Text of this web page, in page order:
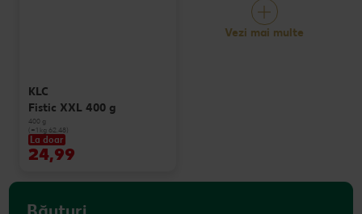
KLC
Fistic XXL 400 g
400 g
(=1 kg 62.48)
La doar
24,99
Vezi mai multe